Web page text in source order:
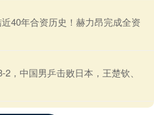
40年合资历史！赫力昂完成全资
，中国男乒击败日本，王楚钦、